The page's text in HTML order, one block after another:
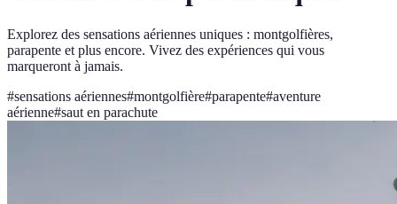
Explorez des sensations aériennes uniques : montgolfières,
parapente et plus encore. Vivez des expériences qui vous
marqueront à jamais.
#sensations aériennes#montgolfière#parapente#aventure
aérienne#saut en parachute